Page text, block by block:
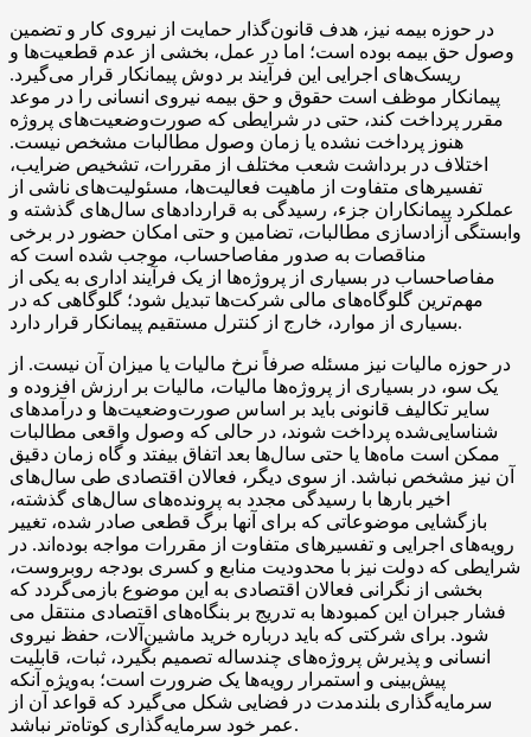
در حوزه بیمه نیز، هدف قانون‌گذار حمایت از نیروی کار و تضمین
وصول حق بیمه بوده است؛ اما در عمل، بخشی از عدم قطعیت‌ها و
ریسک‌های اجرایی این فرآیند بر دوش پیمانکار قرار می‌گیرد.
پیمانکار موظف است حقوق و حق بیمه نیروی انسانی را در موعد
مقرر پرداخت کند، حتی در شرایطی که صورت‌وضعیت‌های پروژه
هنوز پرداخت نشده یا زمان وصول مطالبات مشخص نیست.
اختلاف در برداشت شعب مختلف از مقررات، تشخیص ضرایب،
تفسیرهای متفاوت از ماهیت فعالیت‌ها، مسئولیت‌های ناشی از
عملکرد پیمانکاران جزء، رسیدگی به قراردادهای سال‌های گذشته و
وابستگی آزادسازی مطالبات، تضامین و حتی امکان حضور در برخی
مناقصات به صدور مفاصاحساب، موجب شده است که
مفاصاحساب در بسیاری از پروژه‌ها از یک فرآیند اداری به یکی از
مهم‌ترین گلوگاه‌های مالی شرکت‌ها تبدیل شود؛ گلوگاهی که در
بسیاری از موارد، خارج از کنترل مستقیم پیمانکار قرار دارد.
در حوزه مالیات نیز مسئله صرفاً نرخ مالیات یا میزان آن نیست. از
یک سو، در بسیاری از پروژه‌ها مالیات، مالیات بر ارزش افزوده و
سایر تکالیف قانونی باید بر اساس صورت‌وضعیت‌ها و درآمدهای
شناسایی‌شده پرداخت شوند، در حالی که وصول واقعی مطالبات
ممکن است ماه‌ها یا حتی سال‌ها بعد اتفاق بیفتد و گاه زمان دقیق
آن نیز مشخص نباشد. از سوی دیگر، فعالان اقتصادی طی سال‌های
اخیر بارها با رسیدگی مجدد به پرونده‌های سال‌های گذشته،
بازگشایی موضوعاتی که برای آنها برگ قطعی صادر شده، تغییر
رویه‌های اجرایی و تفسیرهای متفاوت از مقررات مواجه بوده‌اند. در
شرایطی که دولت نیز با محدودیت منابع و کسری بودجه روبروست،
بخشی از نگرانی فعالان اقتصادی به این موضوع بازمی‌گردد که
فشار جبران این کمبودها به تدریج بر بنگاه‌های اقتصادی منتقل می
شود. برای شرکتی که باید درباره خرید ماشین‌آلات، حفظ نیروی
انسانی و پذیرش پروژه‌های چندساله تصمیم بگیرد، ثبات، قابلیت
پیش‌بینی و استمرار رویه‌ها یک ضرورت است؛ به‌ویژه آنکه
سرمایه‌گذاری بلندمدت در فضایی شکل می‌گیرد که قواعد آن از
عمر خود سرمایه‌گذاری کوتاه‌تر نباشد.